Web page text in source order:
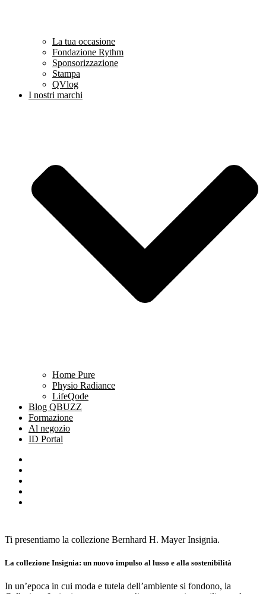
La tua occasione
Fondazione Rythm
Sponsorizzazione
Stampa
QVlog
I nostri marchi
Home Pure
Physio Radiance
LifeQode
Blog QBUZZ
Formazione
Al negozio
ID Portal
Ti presentiamo la collezione Bernhard H. Mayer Insignia.
La collezione Insignia: un nuovo impulso al lusso e alla sostenibilità
In un’epoca in cui moda e tutela dell’ambiente si fondono, la